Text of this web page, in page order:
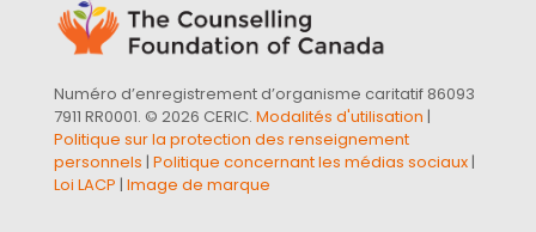
Numéro d’enregistrement d’organisme caritatif 86093
7911 RR0001. © 2026 CERIC. Modalités d'utilisation |
Politique sur la protection des renseignement
personnels | Politique concernant les médias sociaux|
Loi LACP | Image de marque